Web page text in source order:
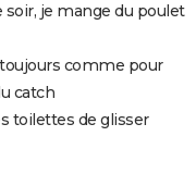
soir, je mange du poulet
comme pour
catch
toilettes de glisser